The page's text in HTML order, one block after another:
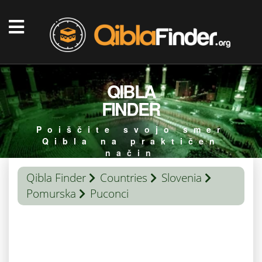
QIBLA
FINDER
Poiščite svojo smer
Qibla na praktičen
način
Qibla Finder Countries
Slovenia
Pomurska
Puconci